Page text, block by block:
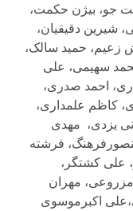
جو، بیژن حکمت،
شیرین دقیقیان،
زعیم، حمید سالک،
سهیمی، علی
احمد صدری،
کاظم علمداری،
یزدی، مهدی
فرشته
علی کشتگر،
مهران
اکبرموسوی